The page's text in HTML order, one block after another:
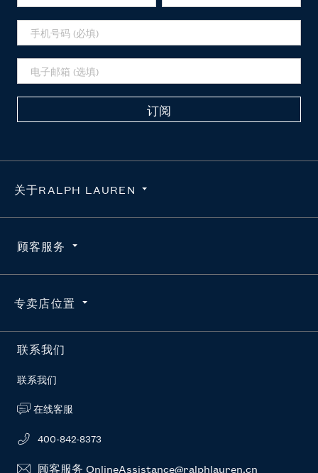
关于RALPH LAUREN
隐私政策
使用条款
求职咨询
维护真品
官方授权平台
顾客服务
订单查询
配送
退货
专卖店位置
按地区搜索
联系我们
联系我们
在线客服
400-842-8373
顾客服务 OnlineAssistance@ralphlauren.cn
订阅